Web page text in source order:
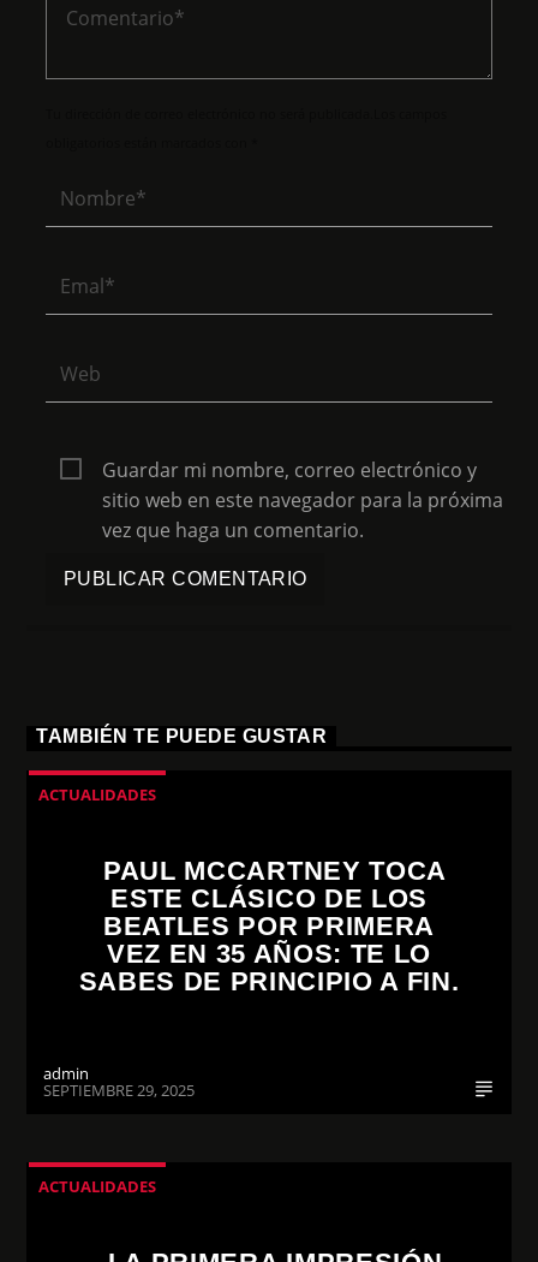
Guardar mi nombre, correo electrónico y
sitio web en este navegador para la próxima
vez que haga un comentario.
TAMBIÉN TE PUEDE GUSTAR
ACTUALIDADES
PAUL MCCARTNEY TOCA
ESTE CLÁSICO DE LOS
BEATLES POR PRIMERA
VEZ EN 35 AÑOS: TE LO
SABES DE PRINCIPIO A FIN.
admin
SEPTIEMBRE 29, 2025
ACTUALIDADES